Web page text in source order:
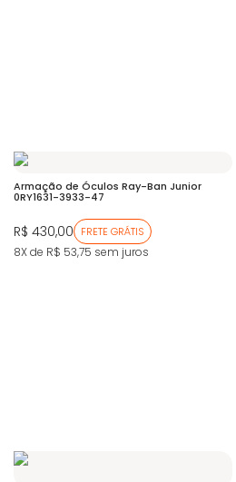
Armação de Óculos Ray-Ban Junior
0RY1631-3933-47
R$ 430,00 FRETE GRÁTIS
8X de R$ 53,75 sem juros